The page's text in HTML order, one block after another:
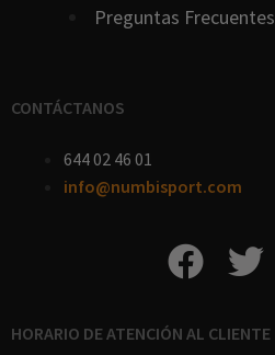
Preguntas Frecuentes
CONTÁCTANOS
644 02 46 01
info@numbisport.com
HORARIO DE ATENCIÓN AL CLIENTE